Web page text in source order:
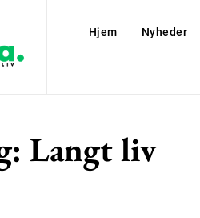
Hjem Nyheder
Langt liv